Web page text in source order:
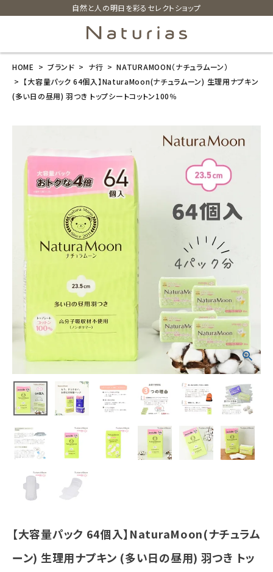
自然と人の明日を彩るセレクトショップ
search
【大容量パック
64個入】Natur
ラムーン) 生理
用ナプキン (多
い日の昼用)
羽つき トップシ
ートコットン10
2,024 (税込)
ホーム
新商品
カテゴリーから探す
美容・コスメ・香水
衛生用品
フェムケア
HOME ブランド ナ行
NATURAMOON（ナチュラムーン）
【大容量パック 64個入】NaturaMoon(ナチュラムーン) 生理用ナプキン
(多い日の昼用) 羽つき トップシートコットン100％
【大容量パック 64個入】NaturaMoon(ナチュラム
ーン) 生理用ナプキン (多い日の昼用) 羽つき トッ